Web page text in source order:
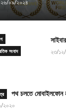
২৬/০৯/২০২৪
সংবাদ
২৩/
পথ চলতে মোবাইলফোন
২০২০